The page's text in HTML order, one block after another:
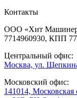
Контакты
ООО «Хит
7714960930, КПП
Центральный офис:
Москва, ул.
Московский офис:
141014,